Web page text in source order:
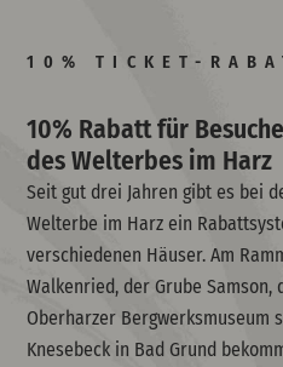
10% TICKET-
10% Rabatt für
des Welterbes im Harz
Seit gut drei Jahren gibt es bei
Welterbe im Harz ein
verschiedenen Häuser. Am
Walkenried, der Grube Samson,
Oberharzer Bergwerksmuseum
Knesebeck in Bad Grund